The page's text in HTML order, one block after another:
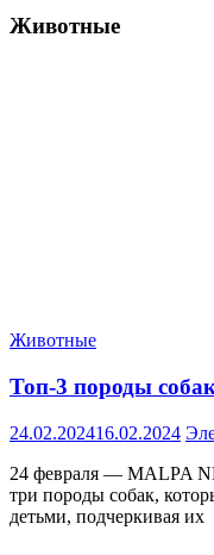
Животные
Животные
Топ-3 породы
24.02.202416.02.2024
24 февраля — MALPA
три породы собак,
детьми, подчеркивая их